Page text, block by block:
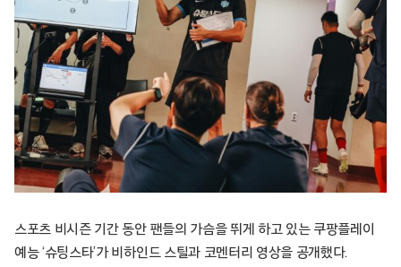
스포츠 비시즌 기간 동안 팬들의 가슴을 뛰게 하고 있는 쿠팡플레이
예능 ‘슈팅스타’가 비하인드 스틸과 코멘터리 영상을 공개했다.